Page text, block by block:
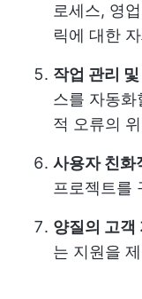
로세스, 영
릭에 대한
작업 관리
스를 자동
적 오류의
사용자 친화
프로젝트를
양질의 고객
는 지원을